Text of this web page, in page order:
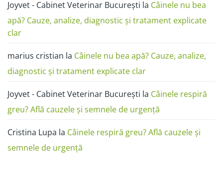
alergie
sau
Joyvet - Cabinet Veterinar București la Câinele nu bea
apă? Cauze, analize, diagnostic și tratament explicate
clar
marius cristian la Câinele nu bea apă? Cauze, analize,
diagnostic și tratament explicate clar
Joyvet - Cabinet Veterinar București la Câinele respiră
greu? Află cauzele și semnele de urgență
Cristina Lupa la Câinele respiră greu? Află cauzele și
semnele de urgență